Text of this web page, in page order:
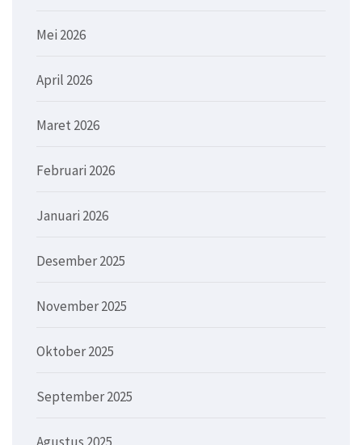
Mei 2026
April 2026
Maret 2026
Februari 2026
Januari 2026
Desember 2025
November 2025
Oktober 2025
September 2025